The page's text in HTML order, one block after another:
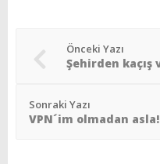
Önceki Yazı
Sonraki Yazı
VPN´im olmadan asla!